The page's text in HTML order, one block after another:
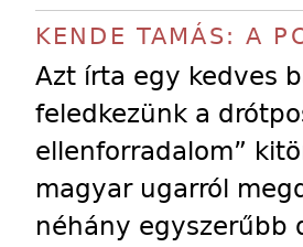
KENDE TAMÁS: A
Azt írta egy kedves
feledkezünk a
ellenforradalom”
magyar ugarról
néhány egyszerűbb